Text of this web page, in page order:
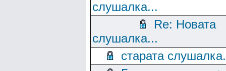
слушалка...
Re: Новата
слушалка...
старата